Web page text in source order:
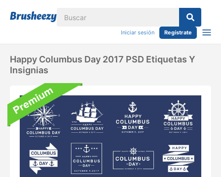
Iniciar sesión Regístrate
Happy Columbus Day 2017 PSD Etiquetas Y
Insignias